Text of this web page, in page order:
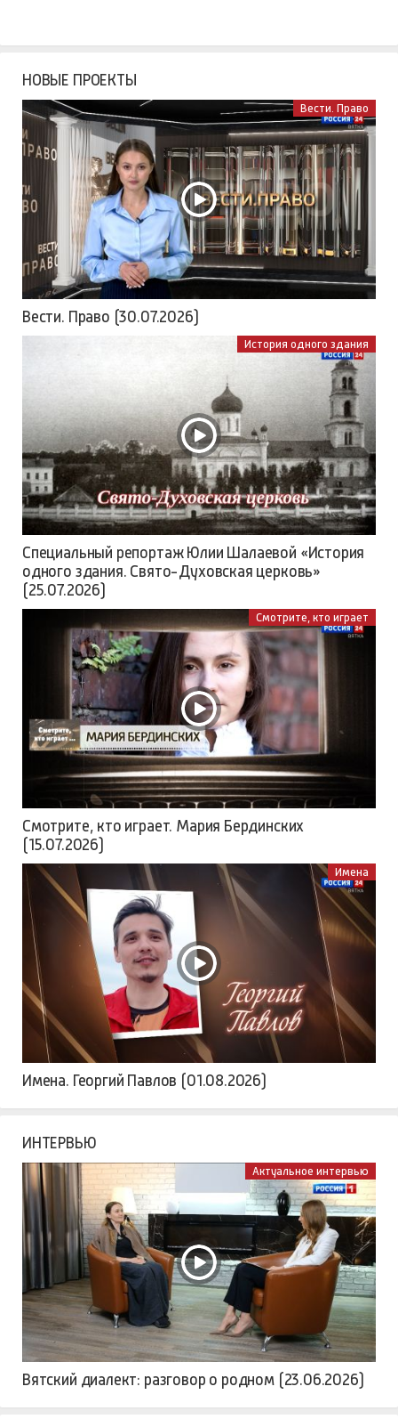
НОВЫЕ ПРОЕКТЫ
Вести. Право
Вести. Право (30.07.2026)
История одного здания
Специальный репортаж Юлии Шалаевой «История
одного здания. Свято-Духовская церковь»
(25.07.2026)
Смотрите, кто играет
Смотрите, кто играет. Мария Бердинских
(15.07.2026)
Имена
Имена. Георгий Павлов (01.08.2026)
ИНТЕРВЬЮ
Актуальное интервью
Вятский диалект: разговор о родном (23.06.2026)